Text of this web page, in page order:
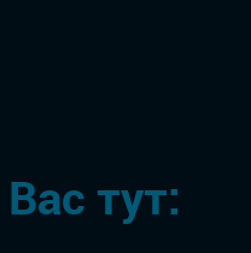
тут: